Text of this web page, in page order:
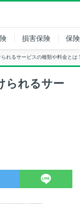
損害保険 保
られるサービスの種類や料金とは
られるサー